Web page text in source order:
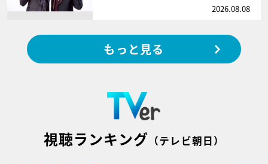
2026.08.08
もっと見る
視聴ランキング （テレビ朝日）